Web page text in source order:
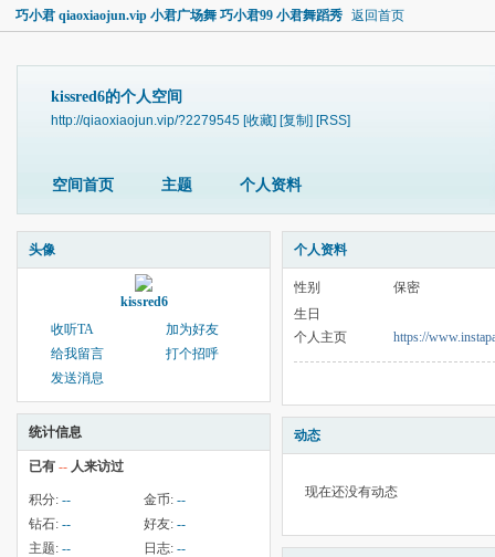
巧小君 qiaoxiaojun.vip 小君广场舞 巧小君99 小君舞蹈秀 返回首页
kissred6的个人空间
http://qiaoxiaojun.vip/?2279545 [收藏] [复制] [RSS]
空间首页 主题 个人资料
头像
kissred6
收听TA
加为好友
给我留言
打个招呼
发送消息
统计信息
已有 -- 人来访过
积分: -- 金币: --
钻石: -- 好友: --
主题: -- 日志: --
个人资料
性别
保密
生日
个人主页
https://
动态
现在还没有动态